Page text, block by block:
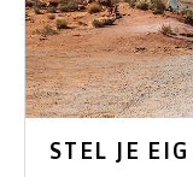
STEL JE